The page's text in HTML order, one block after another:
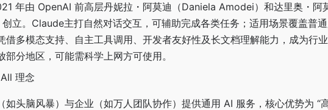
年由 OpenAI 前高层丹妮拉・阿莫迪（Daniela Amodei）和达里奥・阿
立。Claude主打自然对话交互，可辅助完成各类任务；适用场景覆盖普
借多模态支持、自主工具调用、开发者友好性及长文档理解能力，成为行业
部分地区，可能需科学上网方可使用。
理念
如头脑风暴）与企业（如万人团队协作）提供通用 AI 服务，核心优势为 “